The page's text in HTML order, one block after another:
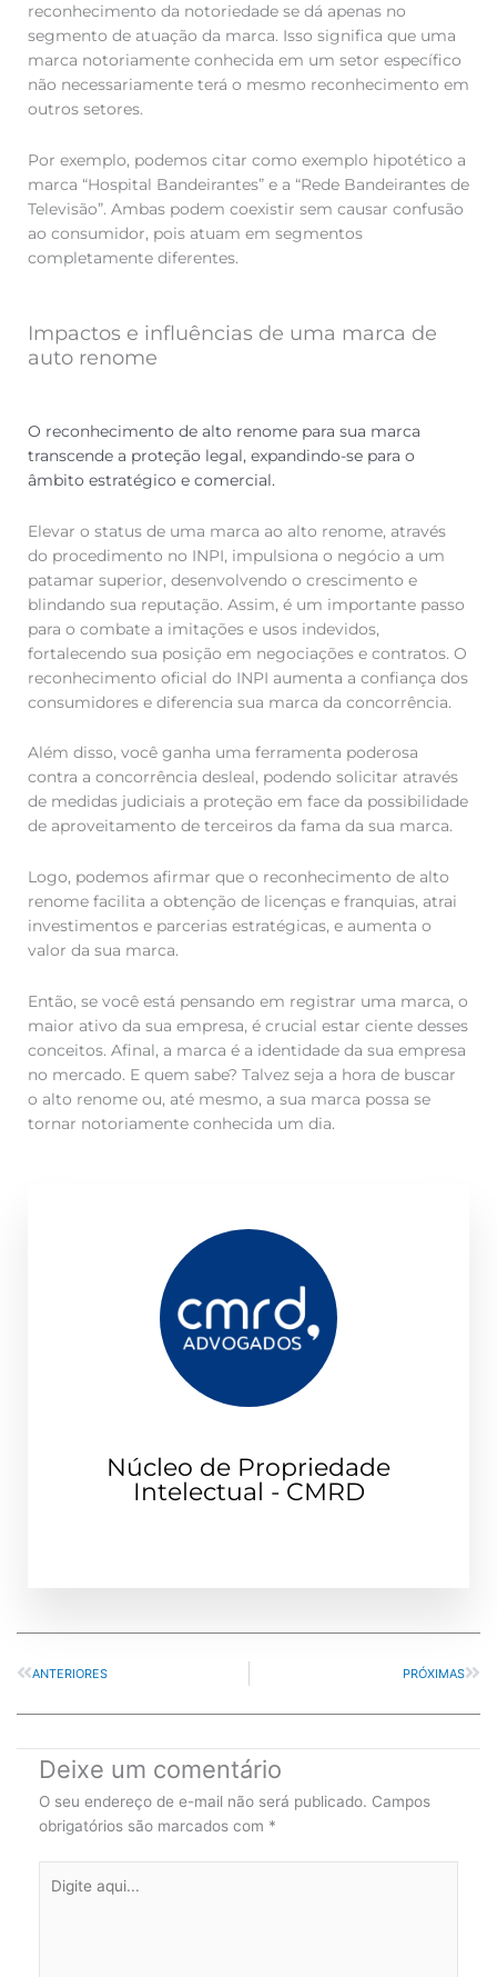
reconhecimento da notoriedade se dá apenas no
segmento de atuação da marca. Isso significa que uma
marca notoriamente conhecida em um setor específico
não necessariamente terá o mesmo reconhecimento em
outros setores.
Por exemplo, podemos citar como exemplo hipotético a
marca “Hospital Bandeirantes” e a “Rede Bandeirantes de
Televisão”. Ambas podem coexistir sem causar confusão
ao consumidor, pois atuam em segmentos
completamente diferentes.
Impactos e influências de uma marca de
auto renome
O reconhecimento de alto renome para sua marca
transcende a proteção legal, expandindo-se para o
âmbito estratégico e comercial.
Elevar o status de uma marca ao alto renome, através
do procedimento no INPI, impulsiona o negócio a um
patamar superior, desenvolvendo o crescimento e
blindando sua reputação. Assim, é um importante passo
para o combate a imitações e usos indevidos,
fortalecendo sua posição em negociações e contratos. O
reconhecimento oficial do INPI aumenta a confiança dos
consumidores e diferencia sua marca da concorrência.
Além disso, você ganha uma ferramenta poderosa
contra a concorrência desleal, podendo solicitar através
de medidas judiciais a proteção em face da possibilidade
de aproveitamento de terceiros da fama da sua marca.
Logo, podemos afirmar que o reconhecimento de alto
renome facilita a obtenção de licenças e franquias, atrai
investimentos e parcerias estratégicas, e aumenta o
valor da sua marca.
Então, se você está pensando em registrar uma marca, o
maior ativo da sua empresa, é crucial estar ciente desses
conceitos. Afinal, a marca é a identidade da sua empresa
no mercado. E quem sabe? Talvez seja a hora de buscar
o alto renome ou, até mesmo, a sua marca possa se
tornar notoriamente conhecida um dia.
Núcleo de Propriedade
Intelectual - CMRD
ANTERIORES PRÓXIMAS
Deixe um comentário
O seu endereço de e-mail não será publicado. Campos
obrigatórios são marcados com *
aqui...